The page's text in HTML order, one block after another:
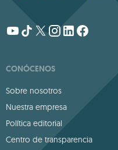
CONÓCENOS
Sobre nosotros
Nuestra empresa
Política editorial
Centro de transparencia